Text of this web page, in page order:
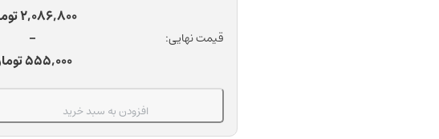
مدل
Morva-
Etch
قیمت نهایی:
2,086,800
–
555,000
Price
555,000
2,086,800 تومانافزودن به سبد خرید